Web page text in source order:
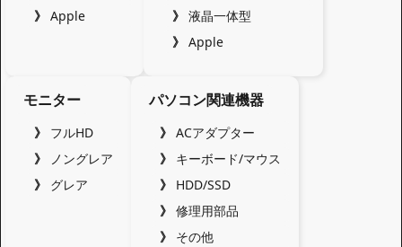
Apple
液晶一体型
Apple
モニター
フルHD
ノングレア
グレア
パソコン関連機器
ACアダプター
キーボード/マウス
HDD/SSD
修理用部品
その他